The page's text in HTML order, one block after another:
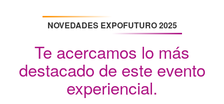
NOVEDADES EXPOFUTURO 2025
Te acercamos lo más
destacado de este evento
experiencial.